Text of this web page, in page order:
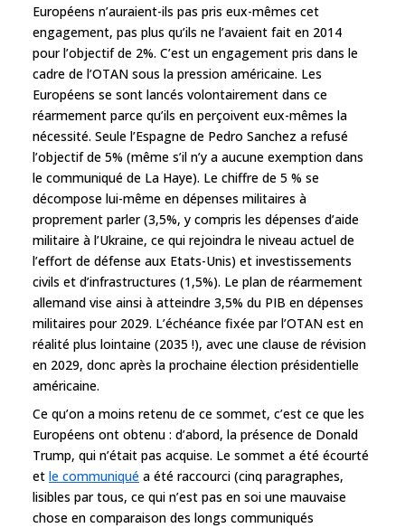
Européens n’auraient-ils pas pris eux-mêmes cet
engagement, pas plus qu’ils ne l’avaient fait en 2014
pour l’objectif de 2%. C’est un engagement pris dans le
cadre de l’OTAN sous la pression américaine. Les
Européens se sont lancés volontairement dans ce
réarmement parce qu’ils en perçoivent eux-mêmes la
nécessité. Seule l’Espagne de Pedro Sanchez a refusé
l’objectif de 5% (même s’il n’y a aucune exemption dans
le communiqué de La Haye). Le chiffre de 5 % se
décompose lui-même en dépenses militaires à
proprement parler (3,5%, y compris les dépenses d’aide
militaire à l’Ukraine, ce qui rejoindra le niveau actuel de
l’effort de défense aux Etats-Unis) et investissements
civils et d’infrastructures (1,5%). Le plan de réarmement
allemand vise ainsi à atteindre 3,5% du PIB en dépenses
militaires pour 2029. L’échéance fixée par l’OTAN est en
réalité plus lointaine (2035 !), avec une clause de révision
en 2029, donc après la prochaine élection présidentielle
américaine.
Ce qu’on a moins retenu de ce sommet, c’est ce que les
Européens ont obtenu : d’abord, la présence de Donald
Trump, qui n’était pas acquise. Le sommet a été écourté
et le communiqué a été raccourci (cinq paragraphes,
lisibles par tous, ce qui n’est pas en soi une mauvaise
chose en comparaison des longs communiqués